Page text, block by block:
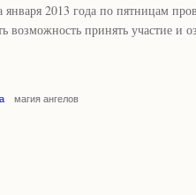
2013 года по пятницам
возможность принять участие
магия ангелов